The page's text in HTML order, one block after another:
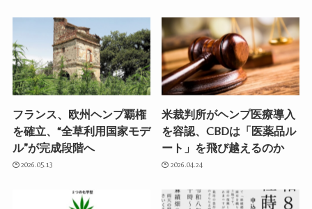
フランス、欧州ヘンプ覇権
を確立、“全草利用国家モデ
ル”が完成段階へ
2026.05.13
米裁判所がヘンプ医療導入
を容認、CBDは「医薬品ル
ート」を飛び越えるのか
2026.04.24